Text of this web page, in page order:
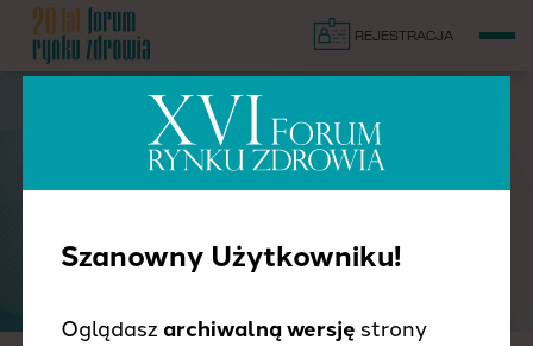
REJESTRACJA
PRELEGENCI
Szanowny Użytkowniku!
Oglądaszarchiwalną wersję strony